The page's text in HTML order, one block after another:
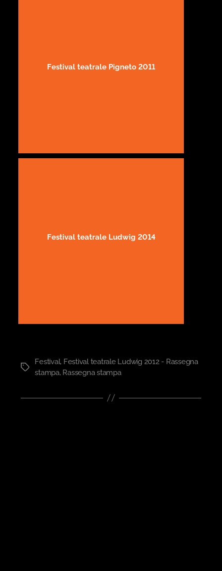
Festival teatrale Pigneto 2011
Festival teatrale Ludwig 2014
Tag
Festival, Festival teatrale Ludwig 2012 - Rassegna
stampa, Rassegna stampa